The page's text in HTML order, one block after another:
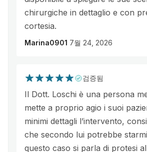
chirurgiche in dettaglio e con
cortesia.
Marina0901 7월 24, 2026
검증됨
Il Dott. Loschi è una persona
mette a proprio agio i suoi
minimi dettagli l’intervento,
che secondo lui potrebbe
questo caso si parla di protesi